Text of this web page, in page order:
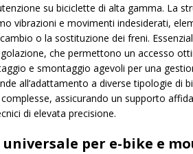
su biciclette di alta gamma. La
vibrazioni e movimenti indesiderati,
o la sostituzione dei freni.
che permettono un accesso
e smontaggio agevoli per una
all’adattamento a diverse tipologie di
assicurando un supporto
di elevata precisione.
per e-bike e